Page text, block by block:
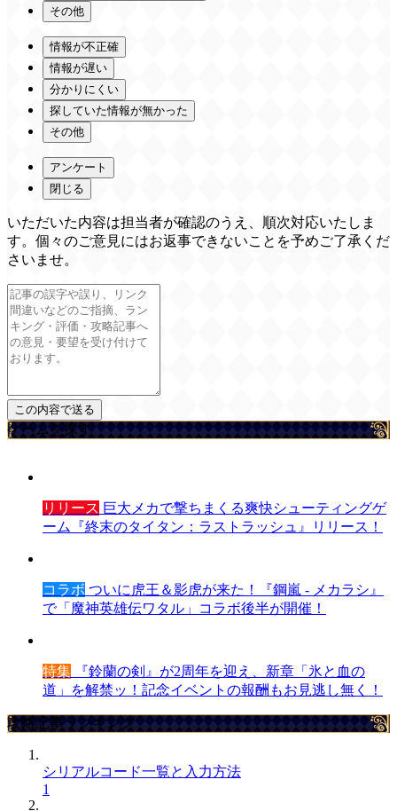
その他
情報が不正確
情報が遅い
分かりにくい
探していた情報が無かった
その他
アンケート
閉じる
いただいた内容は担当者が確認のうえ、順次対応いたしま
す。個々のご意見にはお返事できないことを予めご了承くだ
さいませ。
ゲームを探す
リリース 巨大メカで撃ちまくる爽快シューティングゲ
ーム『終末のタイタン：ラストラッシュ』リリース！
コラボ ついに虎王＆影虎が来た！『鋼嵐 - メカラシ』
で「魔神英雄伝ワタル」コラボ後半が開催！
特集 『鈴蘭の剣』が2周年を迎え、新章「氷と血の
道」を解禁ッ！記念イベントの報酬もお見逃し無く！
攻略記事ランキング
シリアルコード一覧と入力方法
1